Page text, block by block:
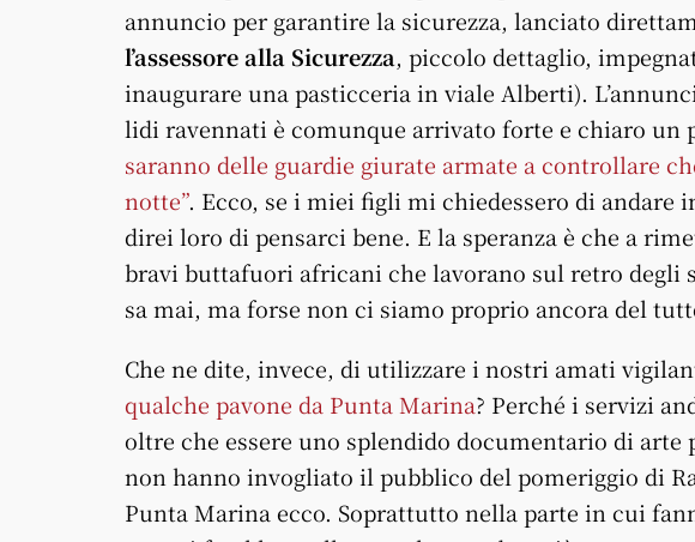
annuncio per garantire la sicurezza, lanciato
l’assessore alla Sicurezza, piccolo dettaglio,
inaugurare una pasticceria in viale Alberti).
lidi ravennati è comunque arrivato forte e chiaro un
saranno delle guardie giurate armate a controllare
notte”. Ecco, se i miei figli mi chiedessero di andare
direi loro di pensarci bene. E la speranza è che a
bravi buttafuori africani che lavorano sul retro degli
sa mai, ma forse non ci siamo proprio ancora del
Che ne dite, invece, di utilizzare i nostri amati
qualche pavone da Punta Marina? Perché i servizi
oltre che essere uno splendido documentario di
non hanno invogliato il pubblico del pomeriggio di
Punta Marina ecco. Soprattutto nella parte in cui